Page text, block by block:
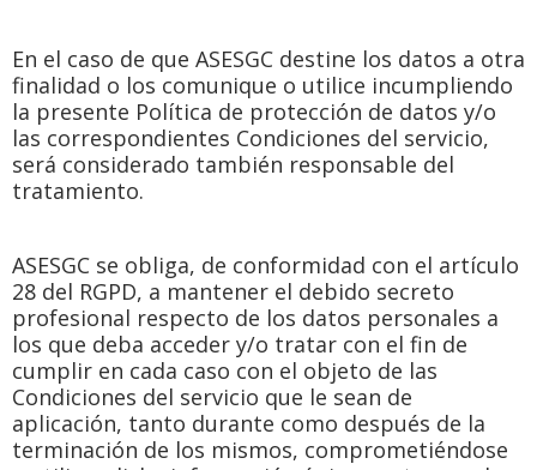
En el caso de que ASESGC destine los datos a otra
finalidad o los comunique o utilice incumpliendo
la presente Política de protección de datos y/o
las correspondientes Condiciones del servicio,
será considerado también responsable del
tratamiento.
ASESGC se obliga, de conformidad con el artículo
28 del RGPD, a mantener el debido secreto
profesional respecto de los datos personales a
los que deba acceder y/o tratar con el fin de
cumplir en cada caso con el objeto de las
Condiciones del servicio que le sean de
aplicación, tanto durante como después de la
terminación de los mismos, comprometiéndose